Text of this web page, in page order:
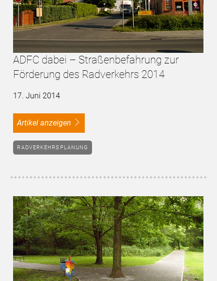
ADFC dabei – Straßenbefahrung zur
Förderung des Radverkehrs 2014
17. Juni 2014
Artikel anzeigen
RADVERKEHRSPLANUNG